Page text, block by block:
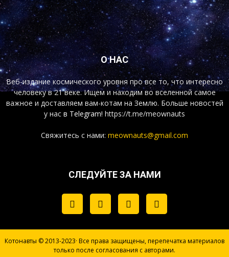
О НАС
Веб-издание космического уровня про все то, что интересно
человеку в 21 веке. Ищем и находим во вселенной самое
важное и доставляем вам-котам на Землю. Больше новостей
у нас в Telegram! https://t.me/meownauts
Свяжитесь с нами: meownauts@gmail.com
СЛЕДУЙТЕ ЗА НАМИ
Котонавты © 2013-2023· Все права защищены, перепечатка материалов
только после согласования с авторами.